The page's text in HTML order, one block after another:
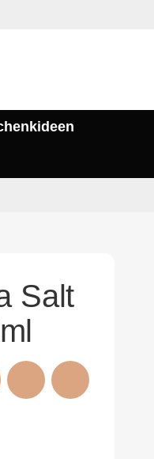
Salt